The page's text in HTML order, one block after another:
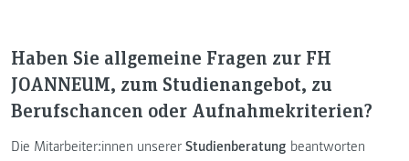
Haben Sie allgemeine Fragen zur FH
JOANNEUM, zum Studienangebot, zu
Berufschancen oder Aufnahmekriterien?
Die Mitarbeiter:innen unserer Studienberatung beantworten